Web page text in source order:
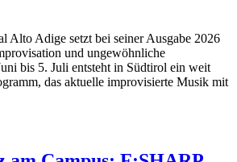
Alto Adige setzt bei seiner Ausgabe 2026
und ungewöhnliche
bis 5. Juli entsteht in Südtirol ein weit
das aktuelle improvisierte Musik mit